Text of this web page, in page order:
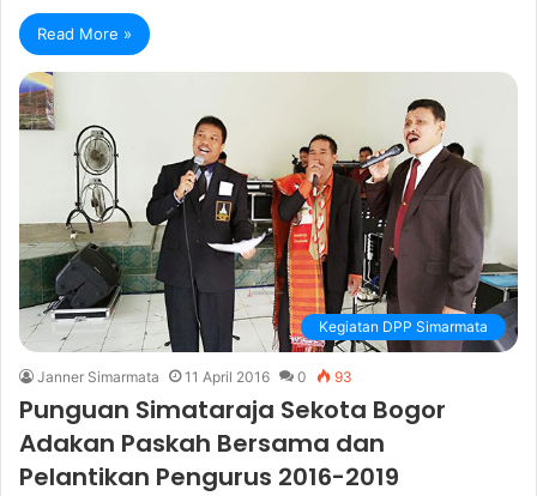
Read More »
Kegiatan DPP Simarmata
Janner Simarmata 11 April 2016 0 93
Punguan Simataraja Sekota Bogor
Adakan Paskah Bersama dan
Pelantikan Pengurus 2016-2019